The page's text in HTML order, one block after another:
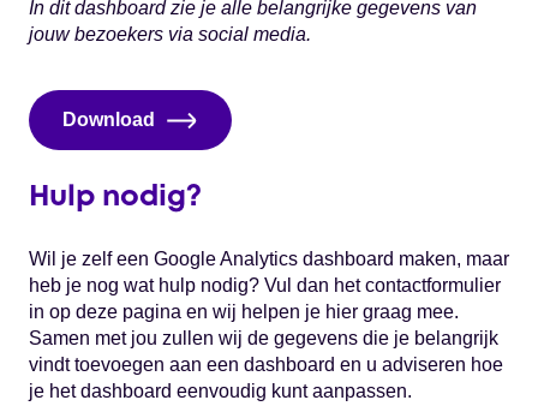
In dit dashboard zie je alle belangrijke gegevens van
jouw bezoekers via social media.
Download
Hulp nodig?
Wil je zelf een Google Analytics dashboard maken, maar
heb je nog wat hulp nodig? Vul dan het contactformulier
in op deze pagina en wij helpen je hier graag mee.
Samen met jou zullen wij de gegevens die je belangrijk
vindt toevoegen aan een dashboard en u adviseren hoe
je het dashboard eenvoudig kunt aanpassen.